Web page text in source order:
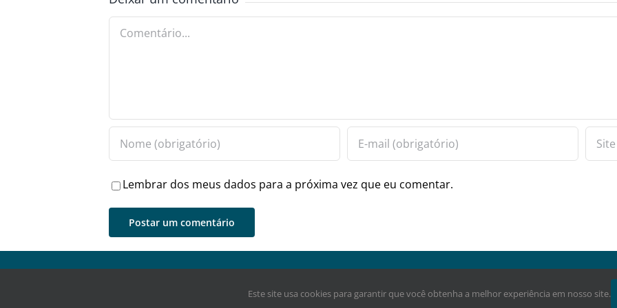
Comentário
Lembrar dos meus dados para a próxima vez que eu comentar.
Este site usa cookies para garantir que você obtenha a melhor experiência em nosso site.